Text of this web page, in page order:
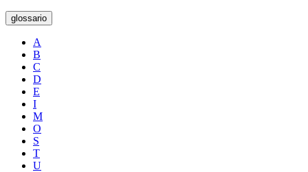
glossario
A
B
C
D
E
I
M
O
S
T
U